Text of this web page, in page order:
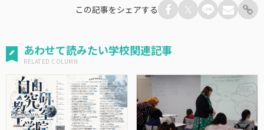
この記事をシェアする
あわせて読みたい学校関連記事